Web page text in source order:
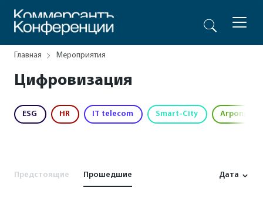
Главная Мероприятия
Цифровизация
ESG HR IT telecom Smart-City Агропром
Предстоящие Прошедшие Дата